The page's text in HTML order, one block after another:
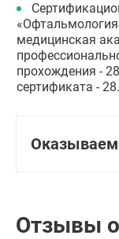
медицинская
прохождения -
сертификата -
Отзывы о